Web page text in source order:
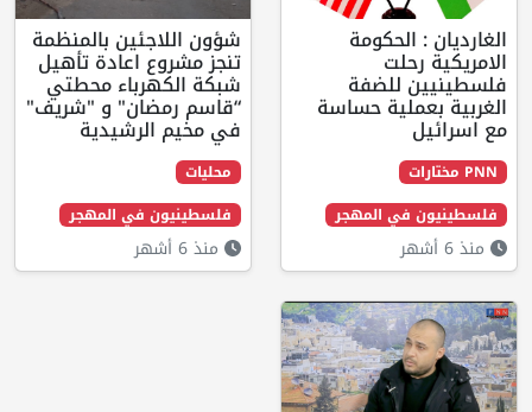
للضفة
حساسة
المهجر
شؤون اللاجئين بالمنظمة
تنجز مشروع اعادة تأهيل
شبكة الكهرباء محطتي
“قاسم رمضان" و "شريف"
في مخيم الرشيدية
فلسطينيون في المهجر